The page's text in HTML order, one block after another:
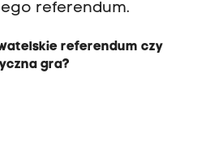
referendum.
referendum czy
gra?